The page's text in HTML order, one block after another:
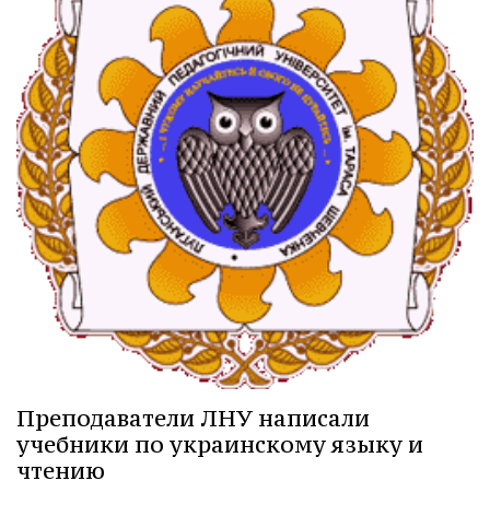
Преподаватели ЛНУ написали
учебники по украинскому языку и
чтению